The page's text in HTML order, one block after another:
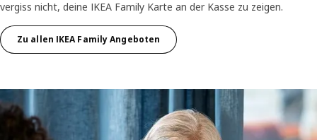
vergiss nicht, deine IKEA Family Karte an der Kasse zu zeigen.
Zu allen IKEA Family Angeboten